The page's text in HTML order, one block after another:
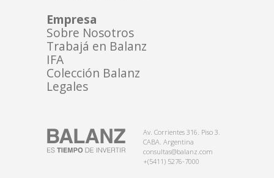
Av. Corrientes 316. Piso 3.
CABA. Argentina
consultas@balanz.com
+(5411) 5276-7000
Empresa
Sobre Nosotros
Trabajá en Balanz
IFA
Colección Balanz
Legales